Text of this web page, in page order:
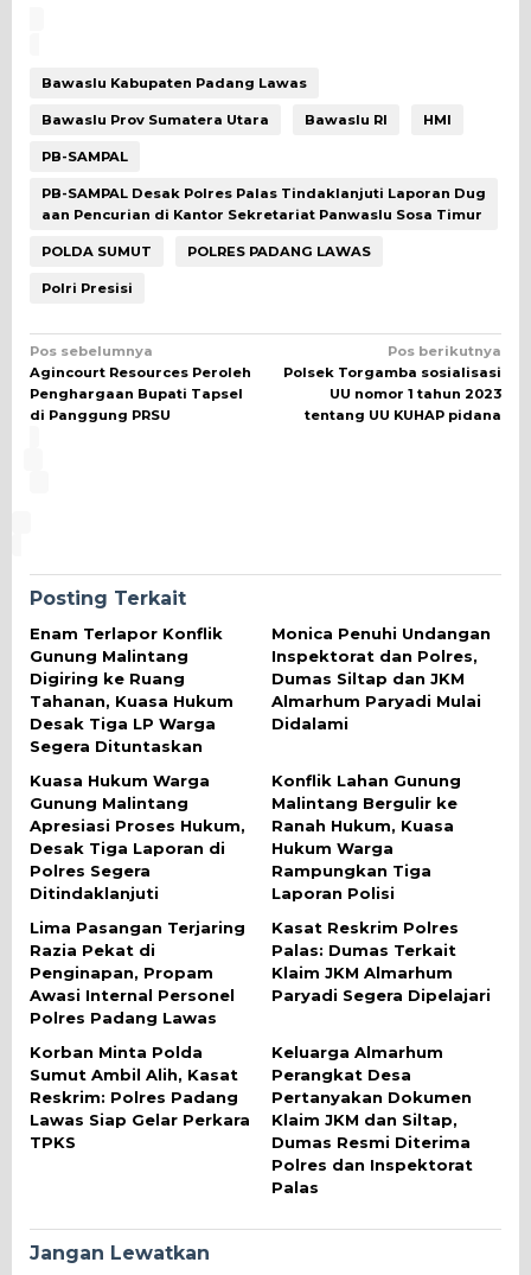
Bawaslu Kabupaten Padang Lawas
Bawaslu Prov Sumatera Utara Bawaslu RI HMI
PB-SAMPAL
PB-SAMPAL Desak Polres Palas Tindaklanjuti Laporan Dug
aan Pencurian di Kantor Sekretariat Panwaslu Sosa Timur
POLDA SUMUT POLRES PADANG LAWAS
Polri Presisi
Navigasi
pos
Pos sebelumnya
Agincourt Resources Peroleh
Penghargaan Bupati Tapsel
di Panggung PRSU
Pos berikutnya
Polsek Torgamba sosialisasi
UU nomor 1 tahun 2023
tentang UU KUHAP pidana
Posting Terkait
Enam Terlapor Konflik
Gunung Malintang
Digiring ke Ruang
Tahanan, Kuasa Hukum
Desak Tiga LP Warga
Segera Dituntaskan
Monica Penuhi Undangan
Inspektorat dan Polres,
Dumas Siltap dan JKM
Almarhum Paryadi Mulai
Didalami
Kuasa Hukum Warga
Gunung Malintang
Apresiasi Proses Hukum,
Desak Tiga Laporan di
Polres Segera
Ditindaklanjuti
Konflik Lahan Gunung
Malintang Bergulir ke
Ranah Hukum, Kuasa
Hukum Warga
Rampungkan Tiga
Laporan Polisi
Lima Pasangan Terjaring
Razia Pekat di
Penginapan, Propam
Awasi Internal Personel
Polres Padang Lawas
Kasat Reskrim Polres
Palas: Dumas Terkait
Klaim JKM Almarhum
Paryadi Segera Dipelajari
Korban Minta Polda
Sumut Ambil Alih, Kasat
Reskrim: Polres Padang
Lawas Siap Gelar Perkara
TPKS
Keluarga Almarhum
Perangkat Desa
Pertanyakan Dokumen
Klaim JKM dan Siltap,
Dumas Resmi Diterima
Polres dan Inspektorat
Palas
Jangan Lewatkan